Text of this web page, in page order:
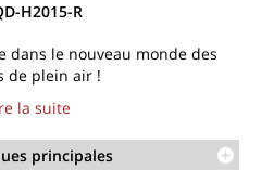
H2015-R
dans le nouveau monde des
de plein air !
la suite
principales